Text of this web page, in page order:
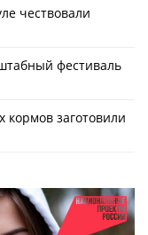
чествовали
фестиваль
кормов заготовили